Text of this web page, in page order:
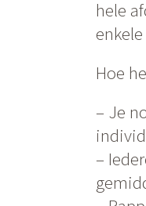
hele
Hoe
– Je
–